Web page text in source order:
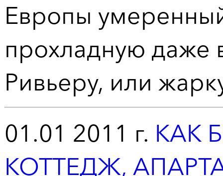
Европы
прохладную даже
Ривьеру, или
01.01 2011 г. КАК
КОТТЕДЖ,